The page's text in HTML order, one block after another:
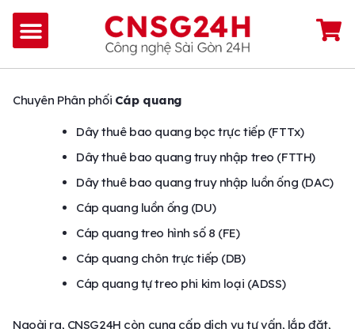
Chuyên Phân phối Cáp quang
Dây thuê bao quang bọc trực tiếp (FTTx)
Dây thuê bao quang truy nhập treo (FTTH)
Dây thuê bao quang truy nhập luồn ống (DAC)
Cáp quang luồn ống (DU)
Cáp quang treo hình số 8 (FE)
Cáp quang chôn trực tiếp (DB)
Cáp quang tự treo phi kim loại (ADSS)
Ngoài ra, CNSG24H còn cung cấp dịch vụ tư vấn, lắp đặt,